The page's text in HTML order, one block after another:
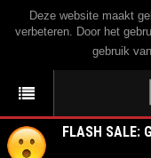
Deze website maakt
verbeteren. Door het
gebruik
FLASH SALE: